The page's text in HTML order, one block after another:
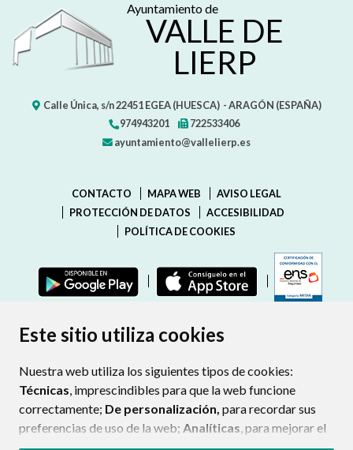
Este sitio utiliza cookies
Nuestra web utiliza los siguientes tipos de cookies:
Técnicas, imprescindibles para que la web funcione
correctamente; De personalización, para recordar sus
preferencias de uso de la web; Analíticas, para mejorar el
funcionamiento de la web y sus servicios.
Ayuntamiento de
VALLE DE
LIERP
Calle Única, s/n22451 EGEA (HUESCA) - ARAGÓN (ESPAÑA)
974943201
722533406
ayuntamiento@vallelierp.es
CONTACTO MAPA WEB
AVISO LEGAL
PROTECCIÓN DE DATOS
ACCESIBILIDAD
POLÍTICA DE COOKIES